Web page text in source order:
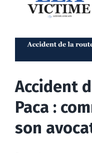
Accident
Paca :
son